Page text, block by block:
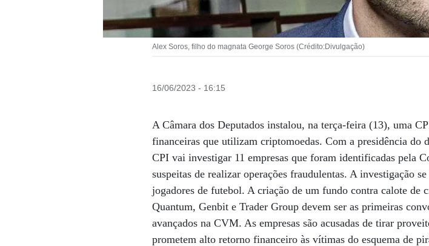
Alex Soros, filho do magnata George Soros (Crédito:Divulgação)
16/06/2023 - 16:15
A Câmara dos Deputados instalou, na terça-feira (13), uma
financeiras que utilizam criptomoedas. Com a presidência do
CPI vai investigar 11 empresas que foram identificadas pela
suspeitas de realizar operações fraudulentas. A investigação
jogadores de futebol. A criação de um fundo contra calote de
Quantum, Genbit e Trader Group devem ser as primeiras
avançados na CVM. As empresas são acusadas de tirar
prometem alto retorno financeiro às vítimas do esquema de